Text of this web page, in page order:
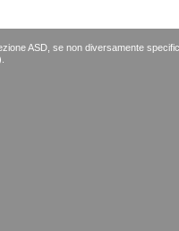
ASD, se non diversamente